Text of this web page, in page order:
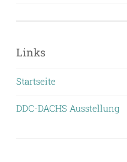
Links
Startseite
DDC-DACHS Ausstellung